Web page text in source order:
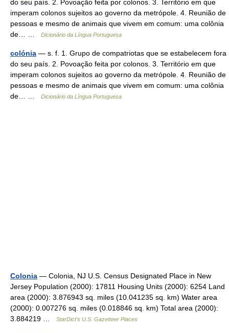
do seu país. 2. Povoação feita por colonos. 3. Território em que
imperam colonos sujeitos ao governo da metrópole. 4. Reunião de
pessoas e mesmo de animais que vivem em comum: uma colônia
de… …
Dicionário da Língua Portuguesa
colónia — s. f. 1. Grupo de compatriotas que se estabelecem fora
do seu país. 2. Povoação feita por colonos. 3. Território em que
imperam colonos sujeitos ao governo da metrópole. 4. Reunião de
pessoas e mesmo de animais que vivem em comum: uma colônia
de… …
Dicionário da Língua Portuguesa
Colonia — Colonia, NJ U.S. Census Designated Place in New
Jersey Population (2000): 17811 Housing Units (2000): 6254 Land
area (2000): 3.876943 sq. miles (10.041235 sq. km) Water area
(2000): 0.007276 sq. miles (0.018846 sq. km) Total area (2000):
3.884219 …
StarDict's U.S. Gazetteer Places